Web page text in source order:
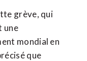
grève, ‌qui
une
mondial en
que